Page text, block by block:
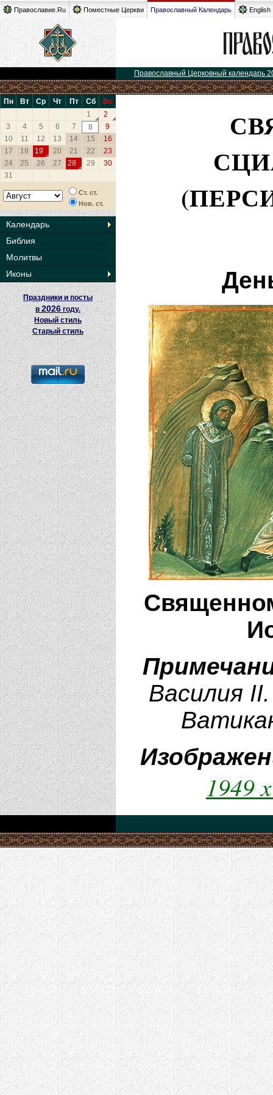
Православие.Ru Поместные Церкви Православный Календарь English
Православный Церковный календарь
Пн Вт Ср Чт Пт Сб
Вс
1
2
3
4 5 6 7 8
9
10
11 12 13 14 15
16
17
18 19 20 21 22
23
24
25 26 27 28 29
30
31
Ст. ст.
Нов. ст.
Календарь
Библия
Молитвы
Иконы
Праздники и посты
в2026 году.
Новый стиль
Старый стиль
Василия
1949